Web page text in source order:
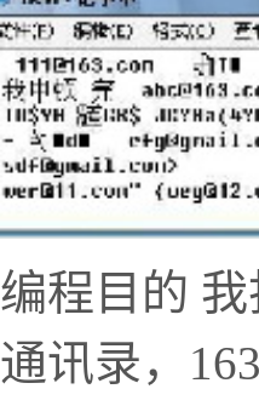
编程目的
通讯录，